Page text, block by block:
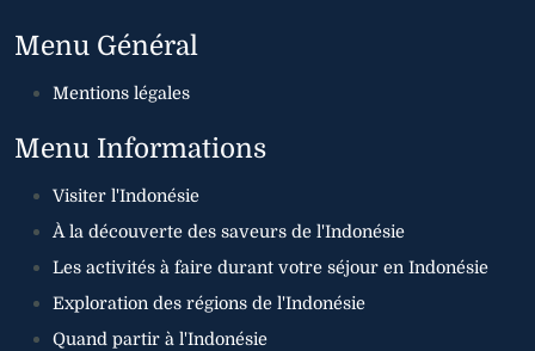
Menu Général
Mentions légales
Menu Informations
Visiter l'Indonésie
À la découverte des saveurs de l'Indonésie
Les activités à faire durant votre séjour en Indonésie
Exploration des régions de l'Indonésie
Quand partir à l'Indonésie